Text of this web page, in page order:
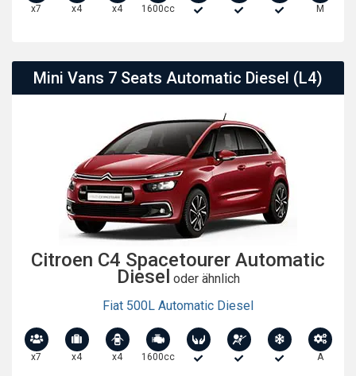
x7 x4 x4 1600cc M
Mini Vans 7 Seats Automatic Diesel (L4)
Citroen C4 Spacetourer Automatic
Diesel oder ähnlich
Fiat 500L Automatic Diesel
x7 x4 x4 1600cc A